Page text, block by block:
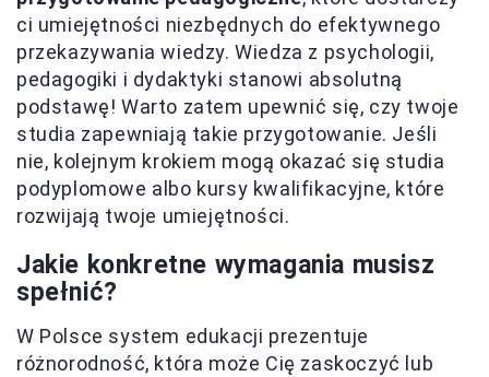
ci umiejętności niezbędnych do efektywnego
przekazywania wiedzy. Wiedza z psychologii,
pedagogiki i dydaktyki stanowi absolutną
podstawę! Warto zatem upewnić się, czy twoje
studia zapewniają takie przygotowanie. Jeśli
nie, kolejnym krokiem mogą okazać się studia
podyplomowe albo kursy kwalifikacyjne, które
rozwijają twoje umiejętności.
Jakie konkretne wymagania musisz
spełnić?
W Polsce system edukacji prezentuje
różnorodność, która może Cię zaskoczyć lub